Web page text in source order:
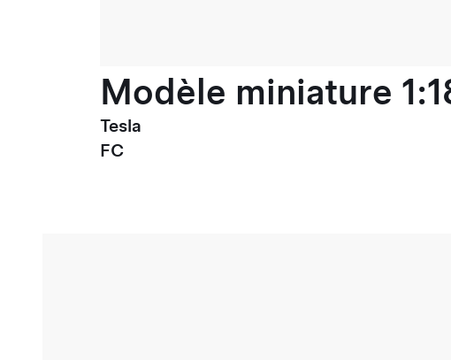
Modèle miniature
Tesla
FC